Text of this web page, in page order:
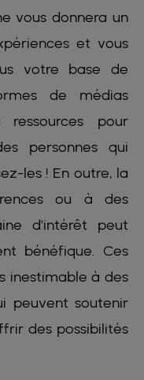
vous donnera un
et vous
votre base de
de médias
ressources pour
personnes qui
les ! En outre, la
ou à des
d'intérêt peut
bénéfique. Ces
inestimable à des
peuvent soutenir
des possibilités